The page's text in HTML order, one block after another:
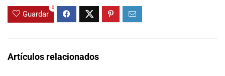
Guardar
0
Artículos relacionados